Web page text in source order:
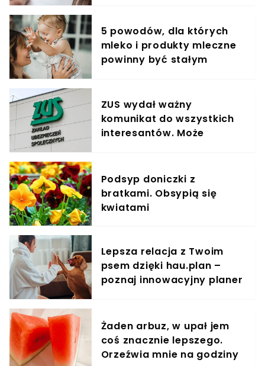
5 powodów, dla których
mleko i produkty mleczne
powinny być stałym
ZUS wydał ważny
komunikat do wszystkich
interesantów. Może
Podsyp doniczki z
bratkami. Obsypią się
kwiatami
Lepsza relacja z Twoim
psem dzięki hau.plan –
poznaj innowacyjny planer
Żaden arbuz, w upał jem
coś znacznie lepszego.
Orzeźwia mnie na godziny